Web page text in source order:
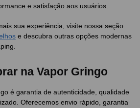
e satisfação aos usuários.
sua experiência, visite nossa seção
e descubra outras opções modernas
na Vapor Gringo
é garantia de autenticidade, qualidade
Oferecemos envio rápido, garantia